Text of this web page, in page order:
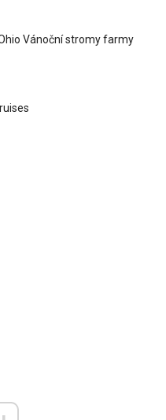
Vánoční stromy farmy